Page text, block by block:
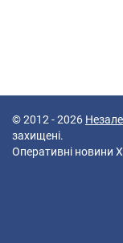
© 2012 - 2026
захищені.
Оперативні новини